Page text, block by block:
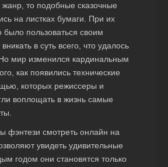
то подобные сказочные
на листках бумаги. При их
было пользоваться своим
в суть всего, что удалось
Но мир изменился кардинальным
как появились технические
которых режиссеры и
воплощать в жизнь самые
фэнтези смотреть онлайн на
увидеть удивительные
годом они становятся только